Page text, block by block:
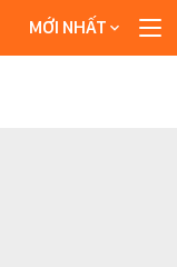
MỚI NHẤT